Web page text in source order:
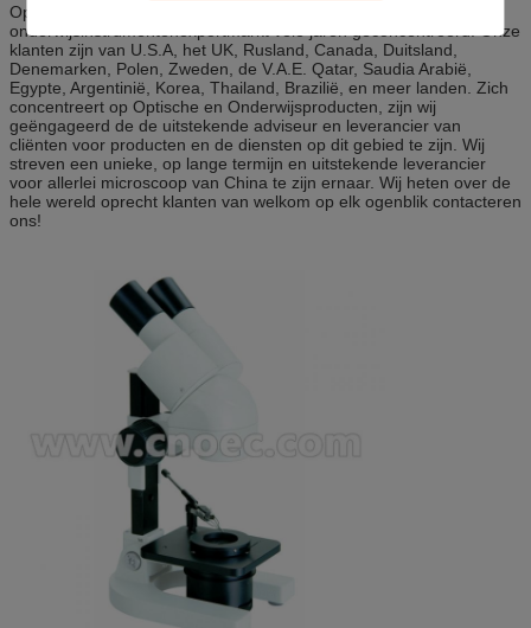
Opto-EDU hebben zich in microscoop en
onderwijsinstrumentenexportmarkt vele jaren geconcentreerd. Onze
klanten zijn van U.S.A, het UK, Rusland, Canada, Duitsland,
Denemarken, Polen, Zweden, de V.A.E. Qatar, Saudia Arabië,
Egypte, Argentinië, Korea, Thailand, Brazilië, en meer landen. Zich
concentreert op Optische en Onderwijsproducten, zijn wij
geëngageerd de de uitstekende adviseur en leverancier van
cliënten voor producten en de diensten op dit gebied te zijn. Wij
streven een unieke, op lange termijn en uitstekende leverancier
voor allerlei microscoop van China te zijn ernaar. Wij heten over de
hele wereld oprecht klanten van welkom op elk ogenblik contacteren
ons!